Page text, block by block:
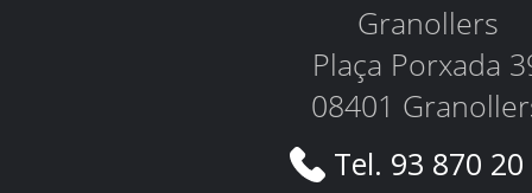
Granollers
Plaça Porxada
08401
Tel. 93 870